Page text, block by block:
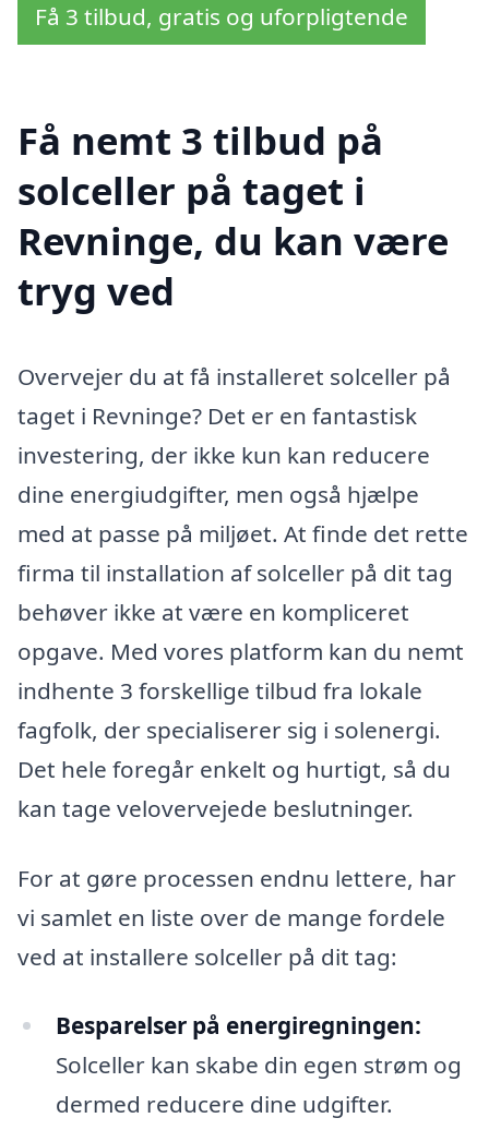
Få 3 tilbud, gratis og uforpligtende
Få nemt 3 tilbud på
solceller på taget i
Revninge, du kan være
tryg ved
Overvejer du at få installeret solceller på
taget i Revninge? Det er en fantastisk
investering, der ikke kun kan reducere
dine energiudgifter, men også hjælpe
med at passe på miljøet. At finde det rette
firma til installation af solceller på dit tag
behøver ikke at være en kompliceret
opgave. Med vores platform kan du nemt
indhente 3 forskellige tilbud fra lokale
fagfolk, der specialiserer sig i solenergi.
Det hele foregår enkelt og hurtigt, så du
kan tage velovervejede beslutninger.
For at gøre processen endnu lettere, har
vi samlet en liste over de mange fordele
ved at installere solceller på dit tag:
Besparelser på energiregningen:
Solceller kan skabe din egen strøm og
dermed reducere dine udgifter.